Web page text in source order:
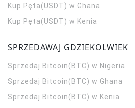
Kup Pęta(USDT) w Ghana
Kup Pęta(USDT) w Kenia
SPRZEDAWAJ GDZIEKOLWIEK
Sprzedaj Bitcoin(BTC) w Nigeria
Sprzedaj Bitcoin(BTC) w Ghana
Sprzedaj Bitcoin(BTC) w Kenia